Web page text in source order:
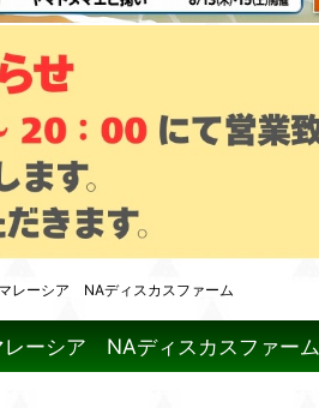
レーシア NAディスカスファーム
レーシア NAディスカスファーム